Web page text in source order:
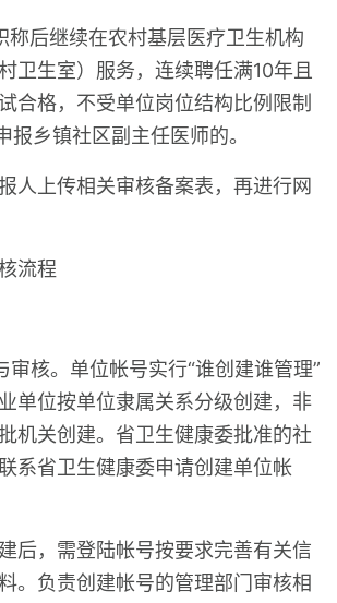
称后继续在农村基层医疗卫生机构
卫生室）服务，连续聘任满10年且
合格，不受单位岗位结构比例限制
报乡镇社区副主任医师的。
人上传相关审核备案表，再进行网
流程
审核。单位帐号实行“谁创建谁管理”
单位按单位隶属关系分级创建，非
机关创建。省卫生健康委批准的社
系省卫生健康委申请创建单位帐
后，需登陆帐号按要求完善有关信
。负责创建帐号的管理部门审核相